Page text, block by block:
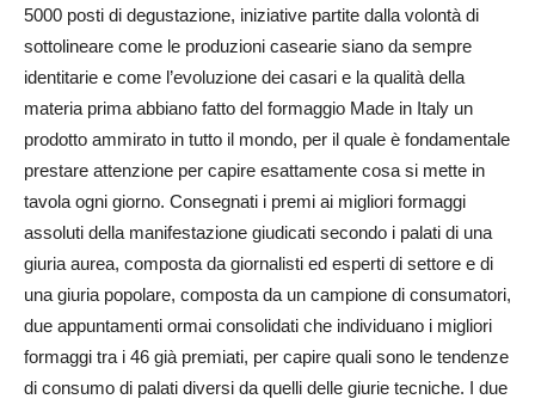
5000 posti di degustazione, iniziative partite dalla volontà di
sottolineare come le produzioni casearie siano da sempre
identitarie e come l’evoluzione dei casari e la qualità della
materia prima abbiano fatto del formaggio Made in Italy un
prodotto ammirato in tutto il mondo, per il quale è fondamentale
prestare attenzione per capire esattamente cosa si mette in
tavola ogni giorno. Consegnati i premi ai migliori formaggi
assoluti della manifestazione giudicati secondo i palati di una
giuria aurea, composta da giornalisti ed esperti di settore e di
una giuria popolare, composta da un campione di consumatori,
due appuntamenti ormai consolidati che individuano i migliori
formaggi tra i 46 già premiati, per capire quali sono le tendenze
di consumo di palati diversi da quelli delle giurie tecniche. I due